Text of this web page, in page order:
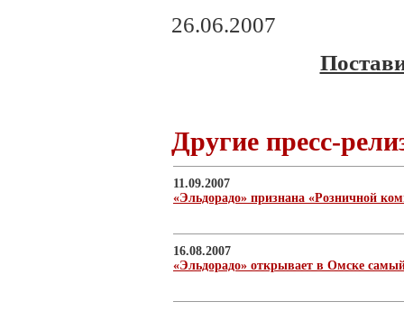
26.06.2007
Другие пресс-
11.09.2007
«Эльдорадо» признана «Розничной
16.08.2007
«Эльдорадо» открывает в Омске